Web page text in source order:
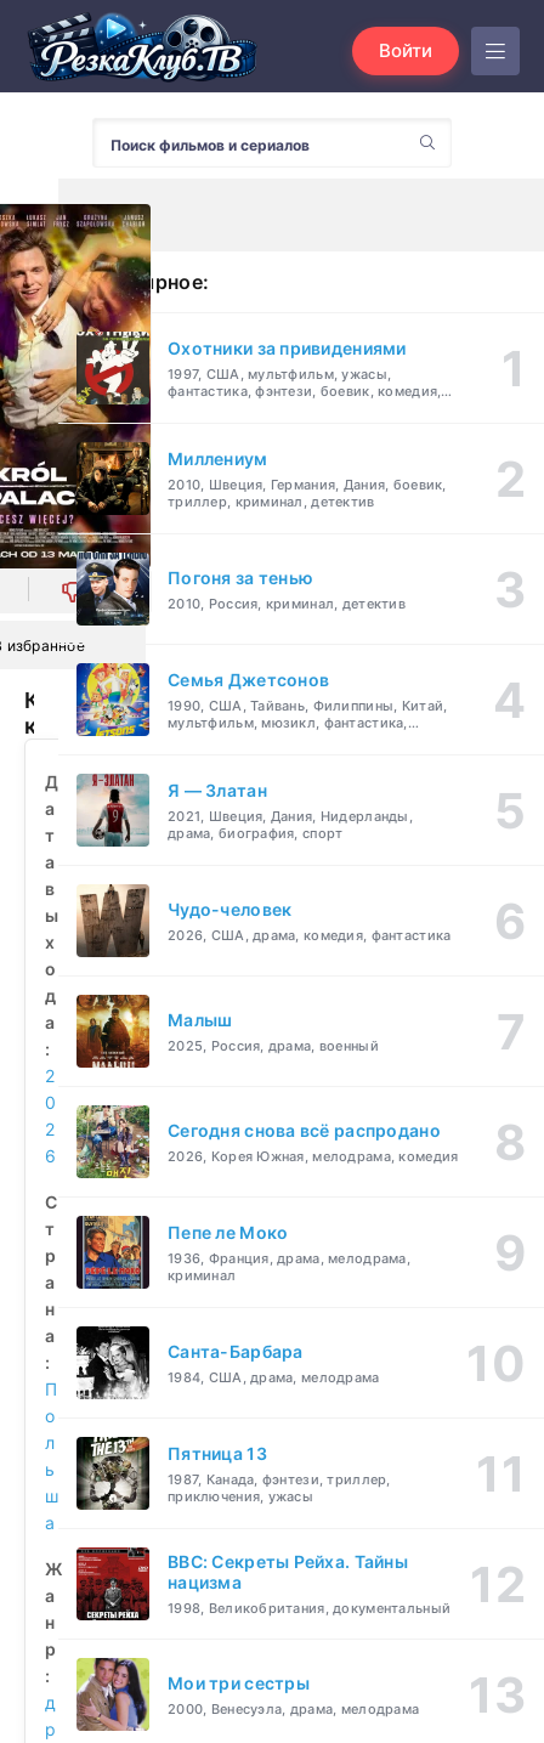
Войти
0
избранное
Король
кайфа
смотреть
бесплатно
Д
а
т
а
в
ы
х
о
д
а
:
2
0
2
6
С
т
р
а
н
а
:
П
о
л
ь
ш
а
Ж
а
н
р
:
д
р
Популярное:
Охотники за привидениями
1997, США, мультфильм, ужасы,
фантастика, фэнтези, боевик, комедия,
Миллениум
2010, Швеция, Германия, Дания, боевик,
триллер, криминал, детектив
Погоня за тенью
2010, Россия, криминал, детектив
Семья Джетсонов
1990, США, Тайвань, Филиппины, Китай,
мультфильм, мюзикл, фантастика,
Я — Златан
2021, Швеция, Дания, Нидерланды,
драма, биография, спорт
Чудо-человек
2026, США, драма, комедия, фантастика
Малыш
2025, Россия, драма, военный
Сегодня снова всё распродано
2026, Корея Южная, мелодрама, комедия
Пепе ле Моко
1936, Франция, драма, мелодрама,
криминал
Санта-Барбара
1984, США, драма, мелодрама
Пятница 13
1987, Канада, фэнтези, триллер,
приключения, ужасы
BBC: Секреты Рейха. Тайны
нацизма
1998, Великобритания, документальный
Мои три сестры
2000, Венесуэла, драма, мелодрама